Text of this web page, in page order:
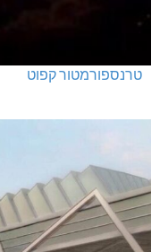
טרנספורמטור קפוט